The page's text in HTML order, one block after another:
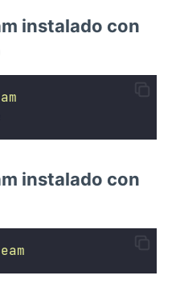
instalado con
instalado con